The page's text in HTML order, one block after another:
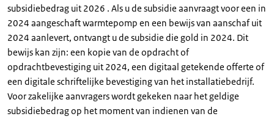
subsidiebedrag uit 2026 . Als u de subsidie aanvraagt voor een in
2024 aangeschaft warmtepomp en een bewijs van aanschaf uit
2024 aanlevert, ontvangt u de subsidie die gold in 2024. Dit
bewijs kan zijn: een kopie van de opdracht of
opdrachtbevestiging uit 2024, een digitaal getekende offerte of
een digitale schriftelijke bevestiging van het installatiebedrijf.
Voor zakelijke aanvragers wordt gekeken naar het geldige
subsidiebedrag op het moment van indienen van de